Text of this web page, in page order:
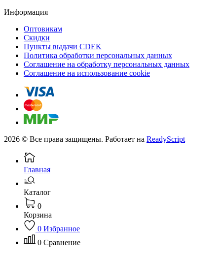
Информация
Оптовикам
Скидки
Пункты выдачи CDEK
Политика обработки персональных данных
Соглашение на обработку персональных данных
Соглашение на использование cookie
2026 © Все права защищены. Работает на ReadyScript
Главная
Каталог
0
Корзина
0 Избранное
0 Сравнение